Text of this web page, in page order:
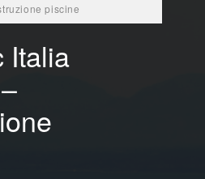
piscine
Italia